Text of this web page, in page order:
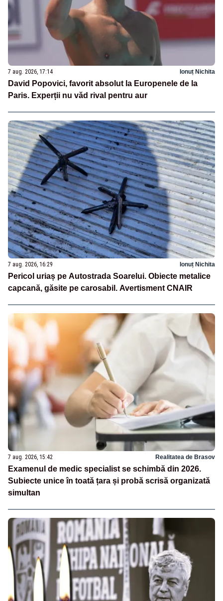
7 aug. 2026, 17:14 Ionuț Nichita
David Popovici, favorit absolut la Europenele de la
Paris. Experții nu văd rival pentru aur
7 aug. 2026, 16:29 Ionuț Nichita
Pericol uriaș pe Autostrada Soarelui. Obiecte metalice
capcană, găsite pe carosabil. Avertisment CNAIR
7 aug. 2026, 15:42 Realitatea de Brasov
Examenul de medic specialist se schimbă din 2026.
Subiecte unice în toată țara și probă scrisă organizată
simultan